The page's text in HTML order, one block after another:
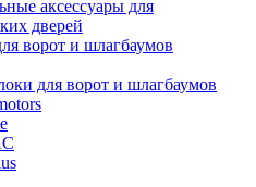
аксессуары для
дверей
ворот и шлагбаумов
для ворот и шлагбаумов